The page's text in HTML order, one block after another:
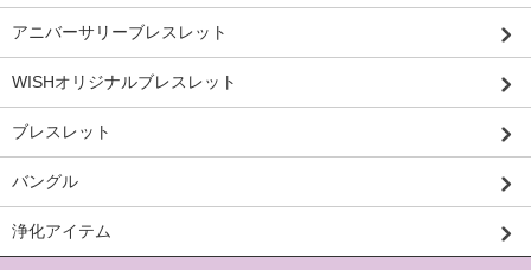
アニバーサリーブレスレット
WISHオリジナルブレスレット
ブレスレット
バングル
浄化アイテム